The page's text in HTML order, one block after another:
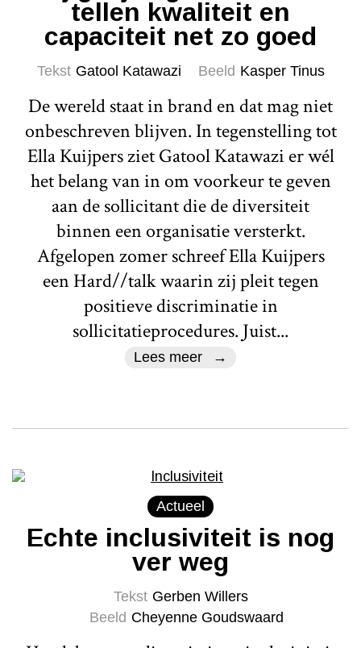
tellen kwaliteit en
capaciteit net zo goed
Tekst Gatool Katawazi Beeld Kasper Tinus
De wereld staat in brand en dat mag niet
onbeschreven blijven. In tegenstelling tot
Ella Kuijpers ziet Gatool Katawazi er wél
het belang van in om voorkeur te geven
aan de sollicitant die de diversiteit
binnen een organisatie versterkt.
Afgelopen zomer schreef Ella Kuijpers
een Hard//talk waarin zij pleit tegen
positieve discriminatie in
sollicitatieprocedures. Juist...
Lees meer
Actueel
Echte inclusiviteit is nog
ver weg
Tekst Gerben Willers
Beeld Cheyenne Goudswaard